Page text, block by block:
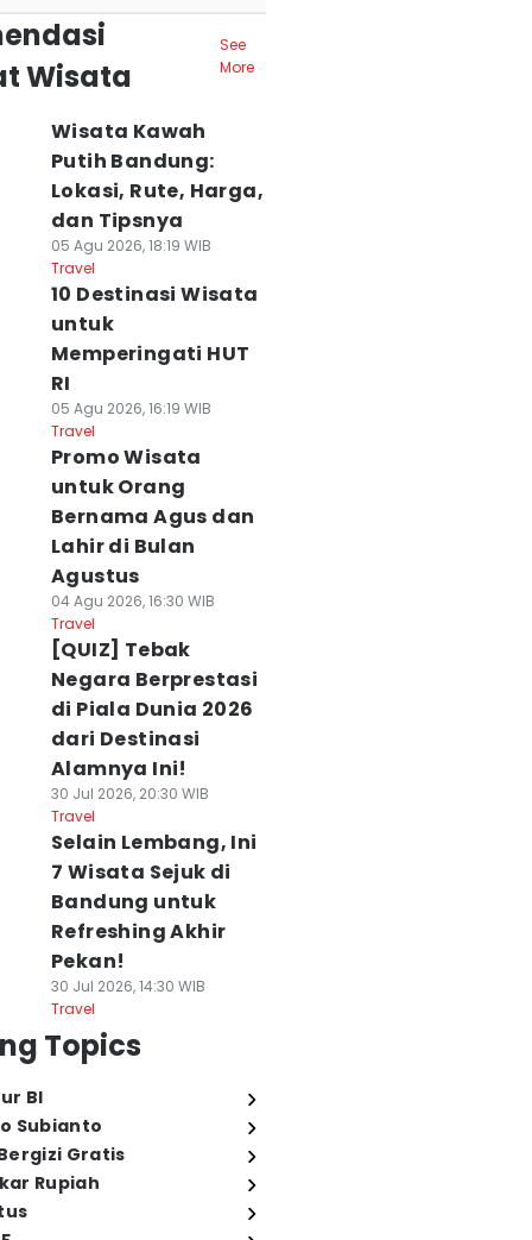
Wisata
See
More
Wisata Kawah
Putih Bandung:
Lokasi, Rute, Harga,
dan Tipsnya
05 Agu 2026, 18:19 WIB
Travel
10 Destinasi Wisata
untuk
Memperingati HUT
RI
05 Agu 2026, 16:19 WIB
Travel
Promo Wisata
untuk Orang
Bernama Agus dan
Lahir di Bulan
Agustus
04 Agu 2026, 16:30 WIB
Travel
[QUIZ] Tebak
Negara Berprestasi
di Piala Dunia 2026
dari Destinasi
Alamnya Ini!
30 Jul 2026, 20:30 WIB
Travel
Selain Lembang, Ini
7 Wisata Sejuk di
Bandung untuk
Refreshing Akhir
Pekan!
30 Jul 2026, 14:30 WIB
Travel
Topics
BI
Subianto
Gratis
Rupiah